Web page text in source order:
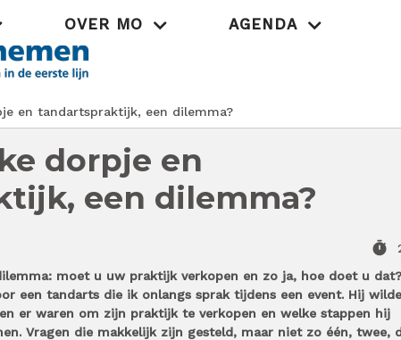
OVER MO AGENDA
en tandartspraktijk, een dilemma?
dorpje en
een dilemma?
timer
moet u uw praktijk verkopen en zo ja, hoe doet u dat?
een tandarts die ik onlangs sprak tijdens een event. Hij wilde
er waren om zijn praktijk te verkopen en welke stappen hij
Vragen die makkelijk zijn gesteld, maar niet zo één, twee,